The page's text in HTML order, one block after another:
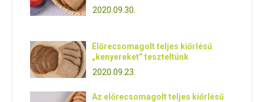
2020.09.30.
Előrecsomagolt teljes kiőrlésű
„kenyereket” teszteltünk
2020.09.23.
Az előrecsomagolt teljes kiőrlésű